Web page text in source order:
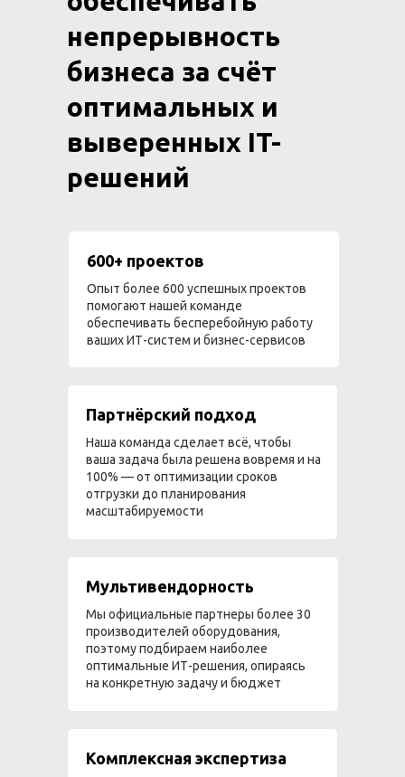
непрерывность
бизнеса за счёт
оптимальных и
выверенных IT-
решений
600+ проектов
Опыт более 600 успешных проектов
помогают нашей команде
обеспечивать бесперебойную работу
ваших ИТ-систем и бизнес-сервисов
Мультивендорность
Мы официальные партнеры более 30
производителей оборудования,
поэтому подбираем наиболее
оптимальные ИТ-решения, опираясь
на конкретную задачу и бюджет
Комплексная экспертиза
Партнёрский подход
Наша команда сделает всё, чтобы
ваша задача была решена вовремя и на
100% — от оптимизации сроков
отгрузки до планирования
масштабируемости